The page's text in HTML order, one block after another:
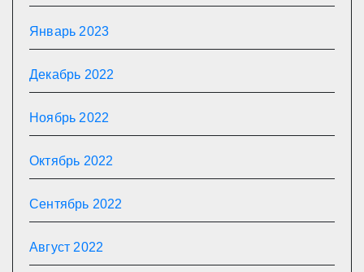
Январь 2023
Декабрь 2022
Ноябрь 2022
Октябрь 2022
Сентябрь 2022
Август 2022